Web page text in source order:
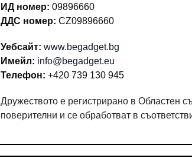
ИД номер: 09896660
ДДС номер: CZ09896660
Уебсайт: www.begadget.bg
Имейл: info@begadget.eu
Телефон: +420 739 130 945
Дружеството е регистрирано в Областен
поверителни и се обработват в